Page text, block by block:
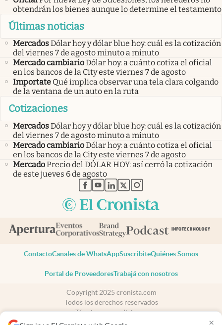
×
obtendrán los bienes aunque lo determine el testamento
Últimas noticias
MercadosDólar hoy y dólar blue hoy: cuál es la cotización
del viernes 7 de agosto minuto a minuto
Mercado cambiarioDólar hoy: a cuánto cotiza el oficial
en los bancos de la City este viernes 7 de agosto
Importate Qué implica observar una tela clara colgando
de la ventana de un auto en la ruta
Cotizaciones
MercadosDólar hoy y dólar blue hoy: cuál es la cotización
del viernes 7 de agosto minuto a minuto
Mercado cambiarioDólar hoy: a cuánto cotiza el oficial
en los bancos de la City este viernes 7 de agosto
MercadoPrecio del DÓLAR HOY: así cerró la cotización
de este jueves 6 de agosto
abre en nueva pestaña
abre en nueva pestaña
abre en nueva pestaña
abre en nueva pestaña
abre en nueva pestaña
ContactoCanales de WhatsAppSuscribiteQuiénes Somos
Portal de ProveedoresTrabajá con nosotros
Copyright 2025 cronista.com
Todos los derechos reservados
Términos y condiciones
Privacidad